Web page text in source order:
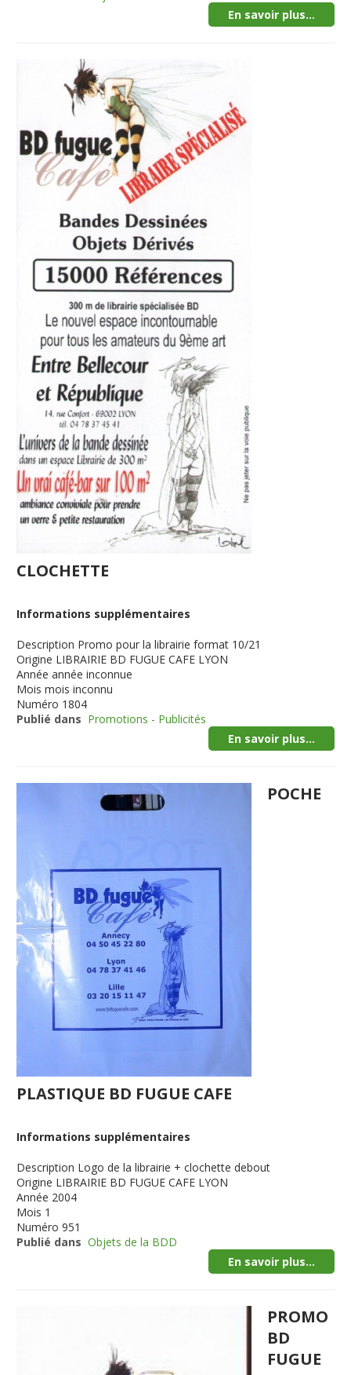
En savoir plus...
CLOCHETTE
Informations supplémentaires
Description Promo pour la librairie format 10/21
Origine LIBRAIRIE BD FUGUE CAFE LYON
Année année inconnue
Mois mois inconnu
Numéro 1804
Publié dans Promotions - Publicités
En savoir plus...
POCHE
PLASTIQUE BD FUGUE CAFE
Informations supplémentaires
Description Logo de la librairie + clochette debout
Origine LIBRAIRIE BD FUGUE CAFE LYON
Année 2004
Mois 1
Numéro 951
Publié dans Objets de la BDD
En savoir plus...
PROMO
BD
FUGUE